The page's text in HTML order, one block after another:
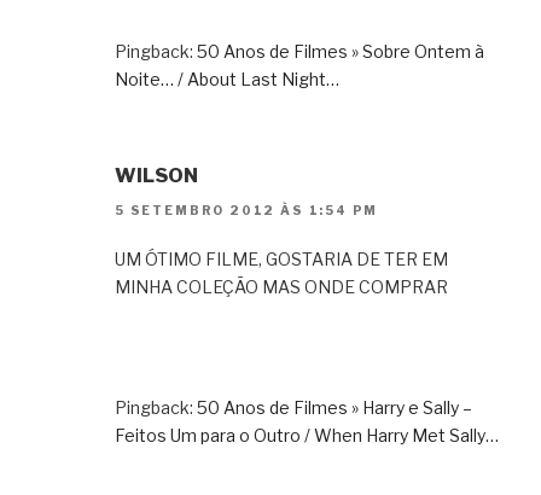
Pingback: 50 Anos de Filmes » Sobre Ontem à
Noite… / About Last Night…
WILSON
5 SETEMBRO 2012 ÀS 1:54 PM
UM ÓTIMO FILME, GOSTARIA DE TER EM
MINHA COLEÇÃO MAS ONDE COMPRAR
Pingback: 50 Anos de Filmes » Harry e Sally –
Feitos Um para o Outro / When Harry Met Sally…